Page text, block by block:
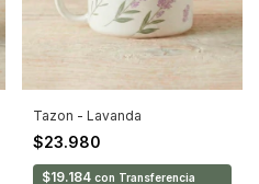
Tazon - Lavanda
$23.980
$19.184 con Transferencia